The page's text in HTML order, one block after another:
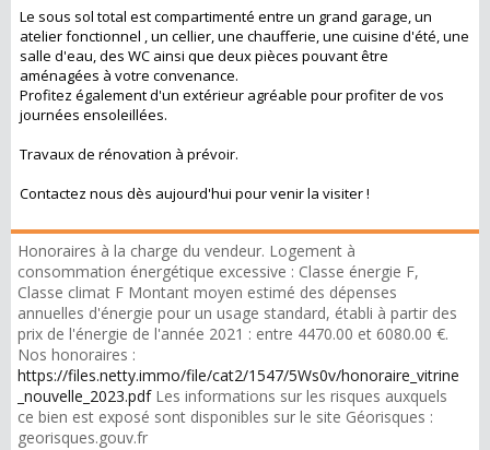
Le sous sol total est compartimenté entre un grand garage, un
atelier fonctionnel , un cellier, une chaufferie, une cuisine d'été, une
salle d'eau, des WC ainsi que deux pièces pouvant être
aménagées à votre convenance.
Profitez également d'un extérieur agréable pour profiter de vos
journées ensoleillées.
Travaux de rénovation à prévoir.
Contactez nous dès aujourd'hui pour venir la visiter !
Honoraires à la charge du vendeur. Logement à
consommation énergétique excessive : Classe énergie F,
Classe climat F Montant moyen estimé des dépenses
annuelles d'énergie pour un usage standard, établi à partir des
prix de l'énergie de l'année 2021 : entre 4470.00 et 6080.00 €.
Nos honoraires :
https://files.netty.immo/file/cat2/1547/5Ws0v/honoraire_vitrine
_nouvelle_2023.pdfLes informations sur les risques auxquels
ce bien est exposé sont disponibles sur le site Géorisques :
georisques.gouv.fr